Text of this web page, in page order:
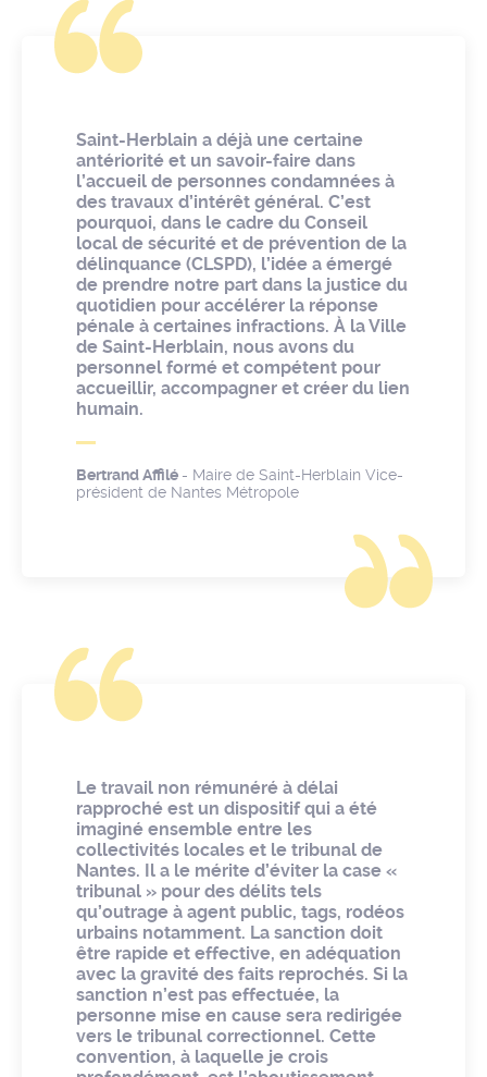
Saint-Herblain a déjà une certaine
antériorité et un savoir-faire dans
l’accueil de personnes condamnées à
des travaux d’intérêt général. C’est
pourquoi, dans le cadre du Conseil
local de sécurité et de prévention de la
délinquance (CLSPD), l’idée a émergé
de prendre notre part dans la justice du
quotidien pour accélérer la réponse
pénale à certaines infractions. À la Ville
de Saint-Herblain, nous avons du
personnel formé et compétent pour
accueillir, accompagner et créer du lien
humain.
Bertrand Affilé - Maire de Saint-Herblain Vice-
président de Nantes Métropole
Le travail non rémunéré à délai
rapproché est un dispositif qui a été
imaginé ensemble entre les
collectivités locales et le tribunal de
Nantes. Il a le mérite d’éviter la case «
tribunal » pour des délits tels
qu’outrage à agent public, tags, rodéos
urbains notamment. La sanction doit
être rapide et effective, en adéquation
avec la gravité des faits reprochés. Si la
sanction n’est pas effectuée, la
personne mise en cause sera redirigée
vers le tribunal correctionnel. Cette
convention, à laquelle je crois